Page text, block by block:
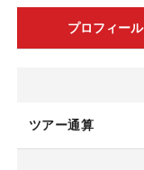
プロフィール
ツアー通算